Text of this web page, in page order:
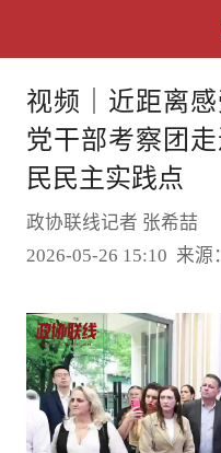
视频｜近距离
党干部考察团
民民主实践点
政协联线记者 张希喆
2026-05-26 15:10 来源